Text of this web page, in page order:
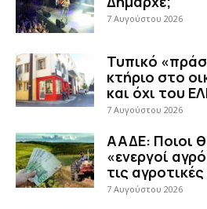
7 Αυγούστου 2026
Τυπικό
κτήριο στο
και όχι του
7 Αυγούστου 2026
ΑΑΔΕ: Ποιοι
«ενεργοί
τις αγροτικές
7 Αυγούστου 2026